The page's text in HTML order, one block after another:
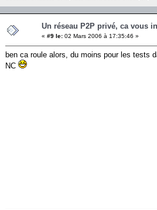
Un réseau P2P privé, ca vous
« #9 le: 02 Mars 2006 à 17:35:46 »
ben ca roule alors, du moins pour les tests
NC